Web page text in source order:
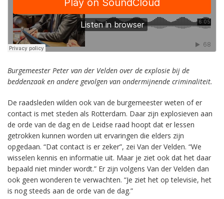
Burgemeester Peter van der Velden over de explosie bij de
beddenzaak en andere gevolgen van ondermijnende criminaliteit.
De raadsleden wilden ook van de burgemeester weten of er
contact is met steden als Rotterdam. Daar zijn explosieven aan
de orde van de dag en de Leidse raad hoopt dat er lessen
getrokken kunnen worden uit ervaringen die elders zijn
opgedaan. “Dat contact is er zeker”, zei Van der Velden. “We
wisselen kennis en informatie uit. Maar je ziet ook dat het daar
bepaald niet minder wordt.” Er zijn volgens Van der Velden dan
ook geen wonderen te verwachten. “Je ziet het op televisie, het
is nog steeds aan de orde van de dag.”